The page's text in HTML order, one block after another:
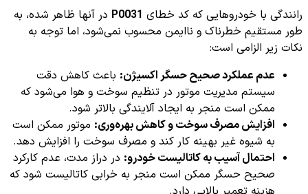
رانندگی با خودروهایی که کد خطای P0031 در آنها ظاهر شده، به
طور مستقیم خطرناک و ناایمن محسوب نمی‌شود، اما توجه به
نکات زیر الزامی است:
عدم عملکرد صحیح حسگر اکسیژن: باعث کاهش دقت
سیستم مدیریت موتور در تنظیم سوخت و هوا می‌شود که
ممکن است منجر به ایجاد آلایندگی بالاتر شود.
افزایش مصرف سوخت و کاهش بهره‌وری: موتور ممکن است
به شیوه غیر بهینه کار کند و مصرف سوخت را افزایش دهد.
احتمال آسیب به کاتالیست خودرو: در دراز مدت، عدم کارکرد
صحیح حسگر ممکن است منجر به خرابی کاتالیست شود که